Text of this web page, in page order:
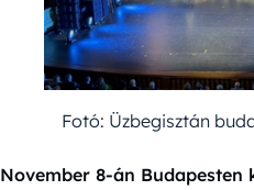
Fotó: Üzbegisztán
November 8-án Budapesten